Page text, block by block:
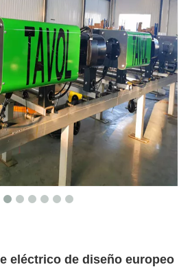
eléctrico de diseño europeo